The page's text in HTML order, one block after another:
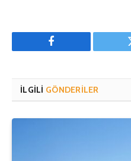
Facebook
İLGILI GÖNDERILER